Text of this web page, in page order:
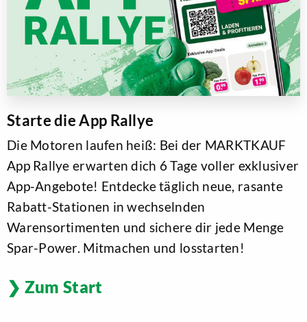
Starte die App Rallye
Die Motoren laufen heiß: Bei der MARKTKAUF
App Rallye erwarten dich 6 Tage voller exklusiver
App-Angebote! Entdecke täglich neue, rasante
Rabatt-Stationen in wechselnden
Warensortimenten und sichere dir jede Menge
Spar-Power. Mitmachen und losstarten!
Zum Start